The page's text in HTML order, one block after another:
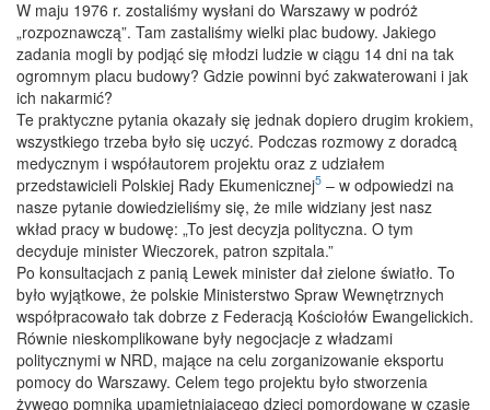
W maju 1976 r. zostaliśmy wysłani do Warszawy w podróż
„rozpoznawczą”. Tam zastaliśmy wielki plac budowy. Jakiego
zadania mogli by podjąć się młodzi ludzie w ciągu 14 dni na tak
ogromnym placu budowy? Gdzie powinni być zakwaterowani i jak
ich nakarmić?
Te praktyczne pytania okazały się jednak dopiero drugim krokiem,
wszystkiego trzeba było się uczyć. Podczas rozmowy z doradcą
medycznym i współautorem projektu oraz z udziałem
przedstawicieli Polskiej Rady Ekumenicznej5 – w odpowiedzi na
nasze pytanie dowiedzieliśmy się, że mile widziany jest nasz
wkład pracy w budowę: „To jest decyzja polityczna. O tym
decyduje minister Wieczorek, patron szpitala.”
Po konsultacjach z panią Lewek minister dał zielone światło. To
było wyjątkowe, że polskie Ministerstwo Spraw Wewnętrznych
współpracowało tak dobrze z Federacją Kościołów Ewangelickich.
Równie nieskomplikowane były negocjacje z władzami
politycznymi w NRD, mające na celu zorganizowanie eksportu
pomocy do Warszawy. Celem tego projektu było stworzenia
żywego pomnika upamiętniającego dzieci pomordowane w czasie